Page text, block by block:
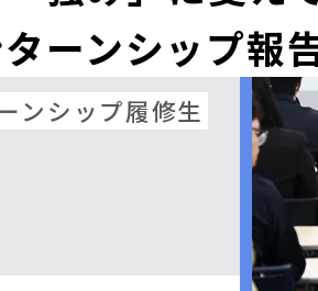
ーンシップ報
ンシップ履修生